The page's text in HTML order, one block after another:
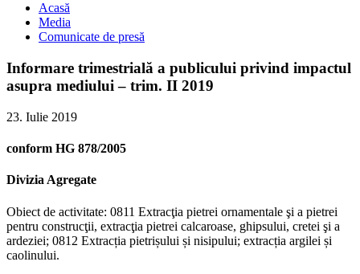
Acasă
Media
Comunicate de presă
Informare trimestrială a publicului privind impactul
asupra mediului – trim. II 2019
23. Iulie 2019
conform HG 878/2005
Divizia Agregate
Obiect de activitate: 0811 Extracţia pietrei ornamentale şi a pietrei
pentru construcţii, extracţia pietrei calcaroase, ghipsului, cretei şi a
ardeziei; 0812 Extracția pietrișului și nisipului; extracția argilei și
caolinului.